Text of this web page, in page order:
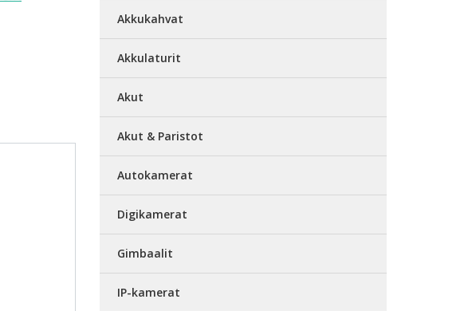
Akkukahvat
Akkulaturit
Akut
Akut & Paristot
Autokamerat
Digikamerat
Gimbaalit
IP-kamerat